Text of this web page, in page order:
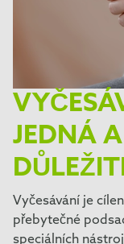
JEDNÁ
Vyčesávání je
přebytečné
speciálních